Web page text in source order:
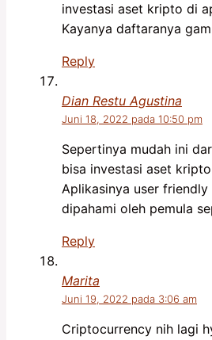
investasi aset kripto di
Kayanya daftaranya
Reply
Dian Restu Agustina
Juni 18, 2022 pada 10:50 pm
Sepertinya mudah ini
bisa investasi aset
Aplikasinya user friendly
dipahami oleh pemula
Reply
Marita
Juni 19, 2022 pada 3:06 am
Criptocurrency nih lagi